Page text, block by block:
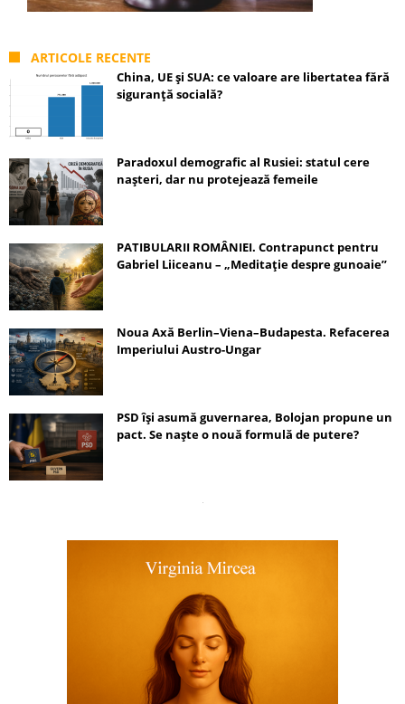
ARTICOLE RECENTE
China, UE și SUA: ce valoare are libertatea fără
siguranță socială?
Paradoxul demografic al Rusiei: statul cere
nașteri, dar nu protejează femeile
PATIBULARII ROMÂNIEI. Contrapunct pentru
Gabriel Liiceanu – „Meditație despre gunoaie”
Noua Axă Berlin–Viena–Budapesta. Refacerea
Imperiului Austro-Ungar
PSD își asumă guvernarea, Bolojan propune un
pact. Se naște o nouă formulă de putere?